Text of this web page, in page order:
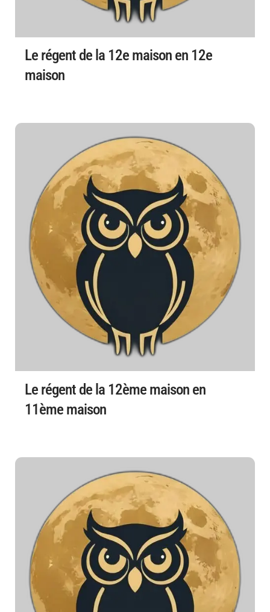
Le régent de la 12e maison en 12e
maison
Le régent de la 12ème maison en
11ème maison